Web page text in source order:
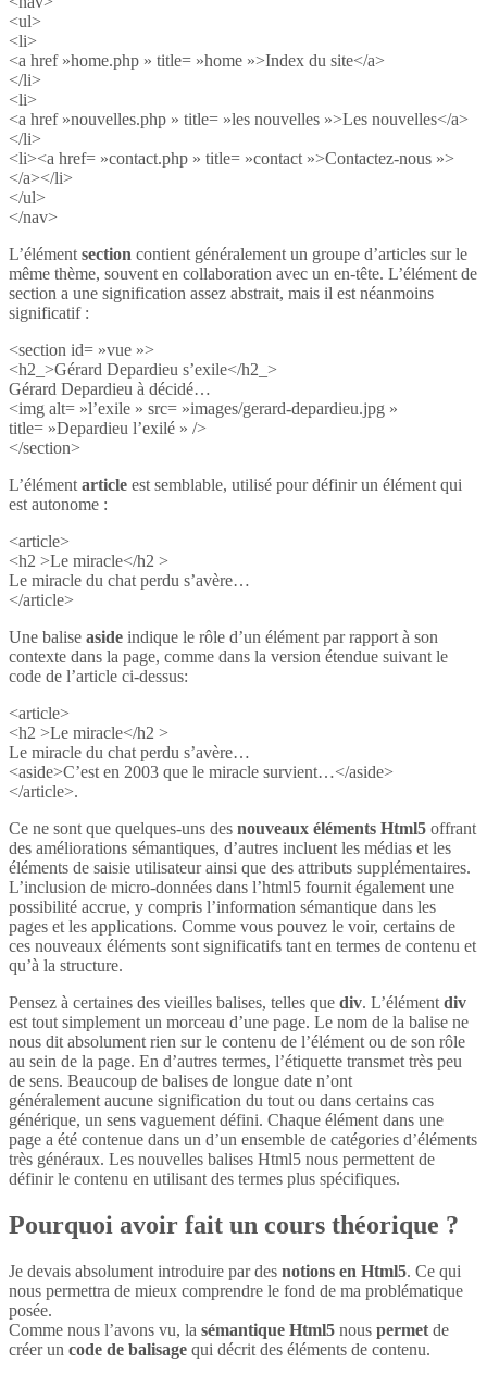
<ul>
<li>
<a href »home.php » title= »home »>Index du site</a>
</li>
<li>
<a href »nouvelles.php » title= »les nouvelles »>Les nouvelles</a>
</li>
<li><a href= »contact.php » title= »contact »>Contactez-nous »>
</a></li>
</ul>
</nav>
L’élément section contient généralement un groupe d’articles sur le
même thème, souvent en collaboration avec un en-tête. L’élément de
section a une signification assez abstrait, mais il est néanmoins
significatif :
<section id= »vue »>
<h2_>Gérard Depardieu s’exile</h2_>
Gérard Depardieu à décidé…
<img alt= »l’exile » src= »images/gerard-depardieu.jpg »
title= »Depardieu l’exilé » />
</section>
L’élément article est semblable, utilisé pour définir un élément qui
est autonome :
<article>
<h2 >Le miracle</h2 >
Le miracle du chat perdu s’avère…
</article>
Une balise aside indique le rôle d’un élément par rapport à son
contexte dans la page, comme dans la version étendue suivant le
code de l’article ci-dessus:
<article>
<h2 >Le miracle</h2 >
Le miracle du chat perdu s’avère…
<aside>C’est en 2003 que le miracle survient…</aside>
</article>.
Ce ne sont que quelques-uns des nouveaux éléments Html5 offrant
des améliorations sémantiques, d’autres incluent les médias et les
éléments de saisie utilisateur ainsi que des attributs supplémentaires.
L’inclusion de micro-données dans l’html5 fournit également une
possibilité accrue, y compris l’information sémantique dans les
pages et les applications. Comme vous pouvez le voir, certains de
ces nouveaux éléments sont significatifs tant en termes de contenu et
qu’à la structure.
Pensez à certaines des vieilles balises, telles que div. L’élément div
est tout simplement un morceau d’une page. Le nom de la balise ne
nous dit absolument rien sur le contenu de l’élément ou de son rôle
au sein de la page. En d’autres termes, l’étiquette transmet très peu
de sens. Beaucoup de balises de longue date n’ont
généralement aucune signification du tout ou dans certains cas
générique, un sens vaguement défini. Chaque élément dans une
page a été contenue dans un d’un ensemble de catégories d’éléments
très généraux. Les nouvelles balises Html5 nous permettent de
définir le contenu en utilisant des termes plus spécifiques.
Pourquoi avoir fait un cours théorique ?
Je devais absolument introduire par des notions en Html5. Ce qui
nous permettra de mieux comprendre le fond de ma problématique
posée.
Comme nous l’avons vu, la sémantique Html5 nous permet de
créer un code de balisage qui décrit des éléments de contenu.